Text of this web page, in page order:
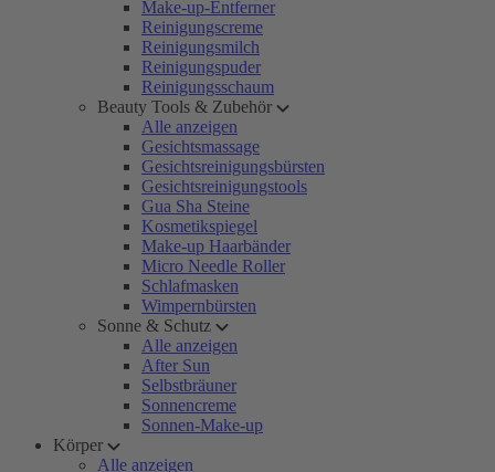
Make-up-Entferner
Reinigungscreme
Reinigungsmilch
Reinigungspuder
Reinigungsschaum
Beauty Tools & Zubehör
Alle anzeigen
Gesichtsmassage
Gesichtsreinigungsbürsten
Gesichtsreinigungstools
Gua Sha Steine
Kosmetikspiegel
Make-up Haarbänder
Micro Needle Roller
Schlafmasken
Wimpernbürsten
Sonne & Schutz
Alle anzeigen
After Sun
Selbstbräuner
Sonnencreme
Sonnen-Make-up
Körper
Alle anzeigen